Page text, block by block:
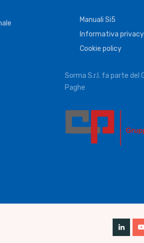
Manuali Si5
Informativa privacy
Cookie policy
Sorma S.r.l. fa parte del
Paghe